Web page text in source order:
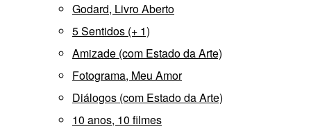
Godard, Livro Aberto
5 Sentidos (+ 1)
Amizade (com Estado da Arte)
Fotograma, Meu Amor
Diálogos (com Estado da Arte)
10 anos, 10 filmes